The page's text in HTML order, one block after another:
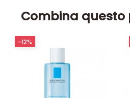
Combina questo
-12%